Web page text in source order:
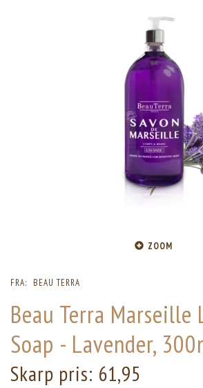
ZOOM
FRA: BEAU TERRA
Beau Terra Marseille
Soap - Lavender,
Skarp pris: 61,95